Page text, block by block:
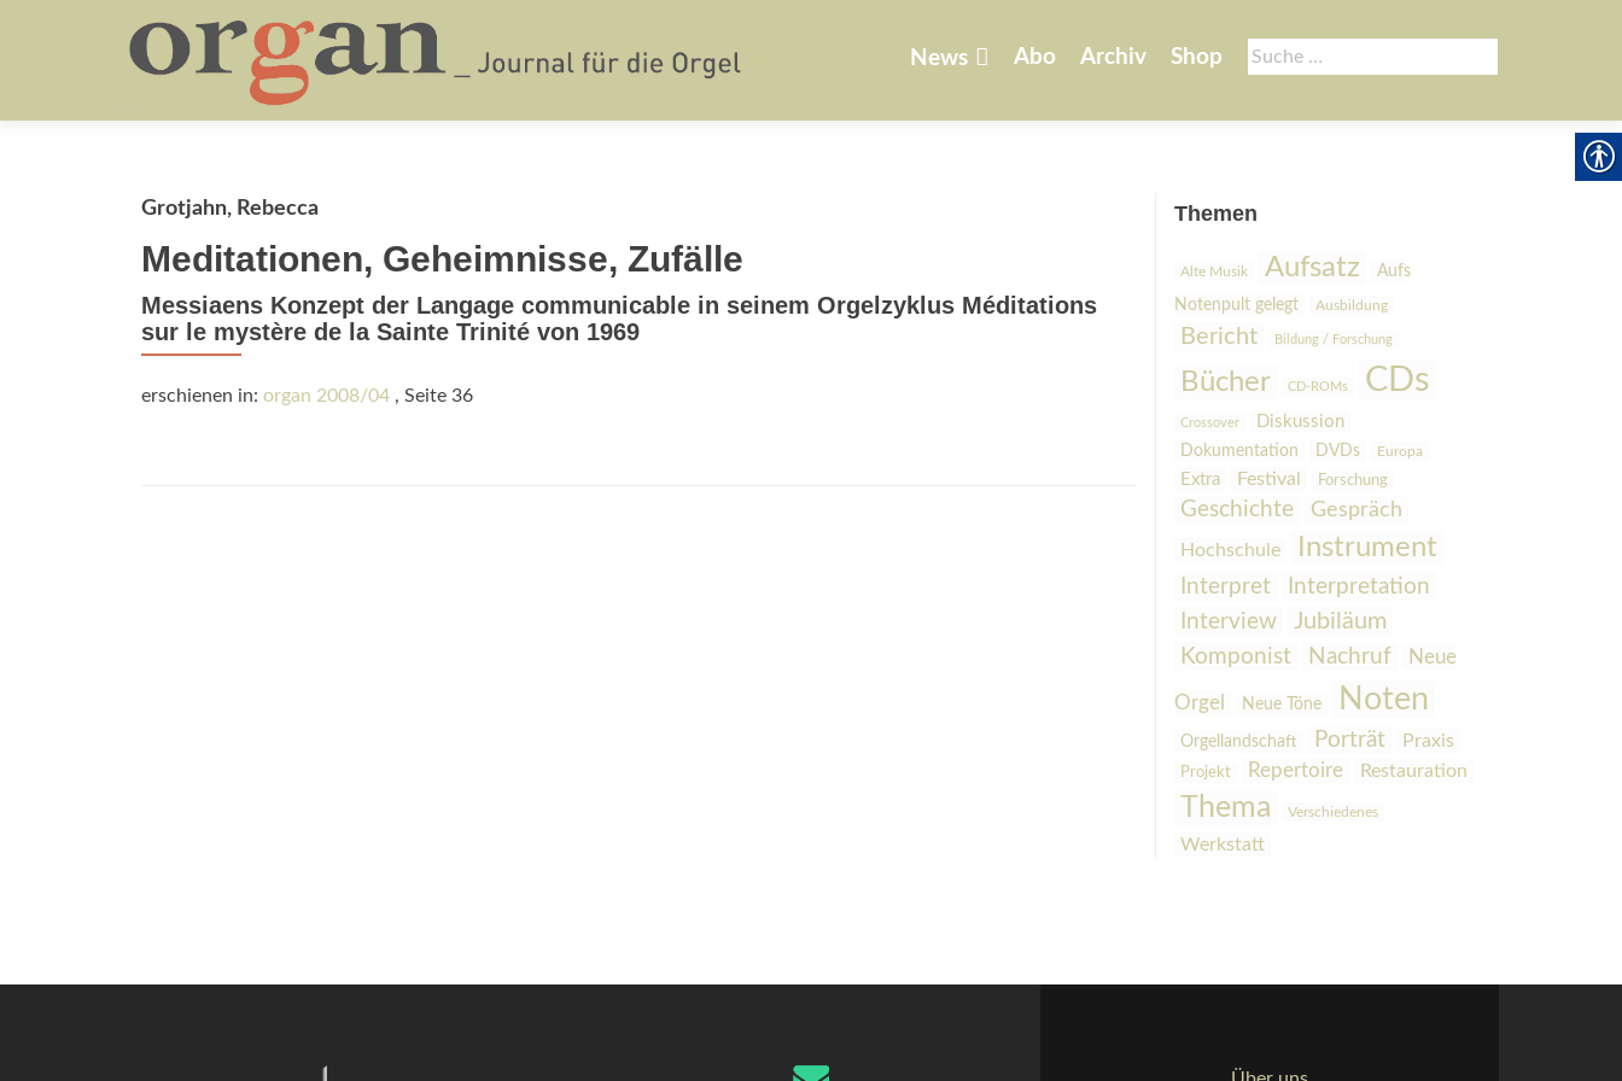
Suche
nach:
springen
News Abo Archiv Shop
Grotjahn, Rebecca
Meditationen, Geheimnisse, Zufälle
Messiaens Konzept der Langage communicable in seinem Orgelzyklus Méditations
sur le mystère de la Sainte Trinité von 1969
erschienen in: organ 2008/04 , Seite 36
Themen
Alte Musik Aufsatz
Aufs
Notenpult gelegt
Ausbildung
Bericht Bildung / Forschung
Bücher CD-ROMs CDs
Crossover Diskussion
Dokumentation DVDs Europa
Extra Festival Forschung
Geschichte Gespräch
Hochschule Instrument
Interpret
Interpretation
Interview
Jubiläum
Komponist
Nachruf Neue
Orgel Neue Töne Noten
Orgellandschaft Porträt Praxis
Projekt Repertoire Restauration
Thema Verschiedenes
Werkstatt